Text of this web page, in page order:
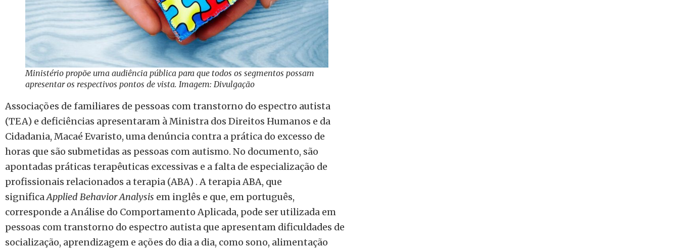
Ministério propõe uma audiência pública para que todos os segmentos possam
apresentar os respectivos pontos de vista. Imagem: Divulgação
Associações de familiares de pessoas com transtorno do espectro autista
(TEA) e deficiências apresentaram à Ministra dos Direitos Humanos e da
Cidadania, Macaé Evaristo, uma denúncia contra a prática do excesso de
horas que são submetidas as pessoas com autismo. No documento, são
apontadas práticas terapêuticas excessivas e a falta de especialização de
profissionais relacionados a terapia (ABA) . A terapia ABA, que
significaApplied Behavior Analysis em inglês e que, em português,
corresponde a Análise do Comportamento Aplicada, pode ser utilizada em
pessoas com transtorno do espectro autista que apresentam dificuldades de
socialização, aprendizagem e ações do dia a dia, como sono, alimentação